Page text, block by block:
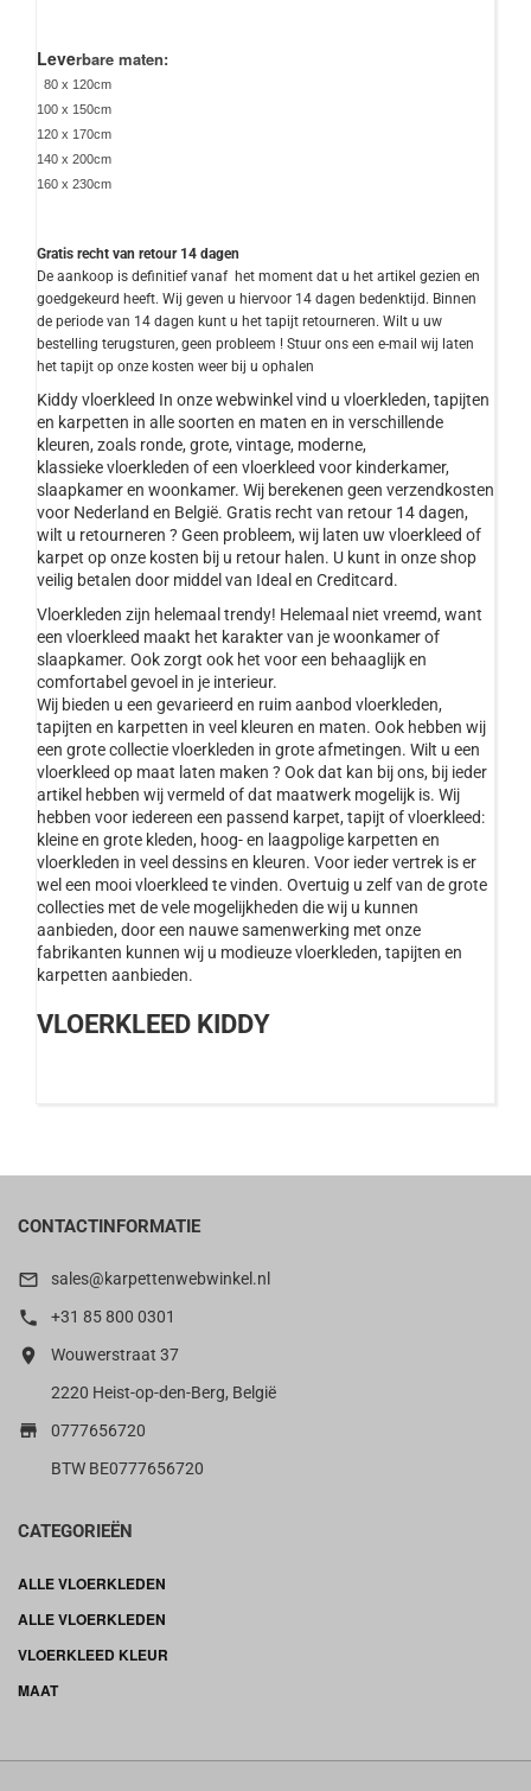
Leverbare maten:
80 x 120cm
100 x 150cm
120 x 170cm
140 x 200cm
160 x 230cm
Gratis recht van retour 14 dagen
De aankoop is definitief vanaf het moment dat u het artikel gezien en
goedgekeurd heeft. Wij geven u hiervoor 14 dagen bedenktijd. Binnen
de periode van 14 dagen kunt u het tapijt retourneren. Wilt u uw
bestelling terugsturen, geen probleem ! Stuur ons een e-mail wij laten
het tapijt op onze kosten weer bij u ophalen
Kiddy vloerkleed In onze webwinkel vind u vloerkleden, tapijten
en karpetten in alle soorten en maten en in verschillende
kleuren, zoals ronde, grote, vintage, moderne,
klassieke vloerkleden of een vloerkleed voor kinderkamer,
slaapkamer en woonkamer. Wij berekenen geen verzendkosten
voor Nederland en België. Gratis recht van retour 14 dagen,
wilt u retourneren ? Geen probleem, wij laten uw vloerkleed of
karpet op onze kosten bij u retour halen. U kunt in onze shop
veilig betalen door middel van Ideal en Creditcard.
Vloerkleden zijn helemaal trendy! Helemaal niet vreemd, want
een vloerkleed maakt het karakter van je woonkamer of
slaapkamer. Ook zorgt ook het voor een behaaglijk en
comfortabel gevoel in je interieur.
Wij bieden u een gevarieerd en ruim aanbod vloerkleden,
tapijten en karpetten in veel kleuren en maten. Ook hebben wij
een grote collectie vloerkleden in grote afmetingen. Wilt u een
vloerkleed op maat laten maken ? Ook dat kan bij ons, bij ieder
artikel hebben wij vermeld of dat maatwerk mogelijk is. Wij
hebben voor iedereen een passend karpet, tapijt of vloerkleed:
kleine en grote kleden, hoog- en laagpolige karpetten en
vloerkleden in veel dessins en kleuren. Voor ieder vertrek is er
wel een mooi vloerkleed te vinden. Overtuig u zelf van de grote
collecties met de vele mogelijkheden die wij u kunnen
aanbieden, door een nauwe samenwerking met onze
fabrikanten kunnen wij u modieuze vloerkleden, tapijten en
karpetten aanbieden.
VLOERKLEED KIDDY
CONTACTINFORMATIE
 sales@karpettenwebwinkel.nl
 +31 85 800 0301

Wouwerstraat 37
2220 Heist-op-den-Berg, België

0777656720
BTW BE0777656720
CATEGORIEËN
ALLE VLOERKLEDEN
ALLE VLOERKLEDEN
VLOERKLEED KLEUR
MAAT